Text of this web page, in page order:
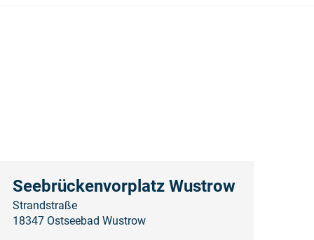
Seebrückenvorplatz Wustrow
Strandstraße
18347 Ostseebad Wustrow